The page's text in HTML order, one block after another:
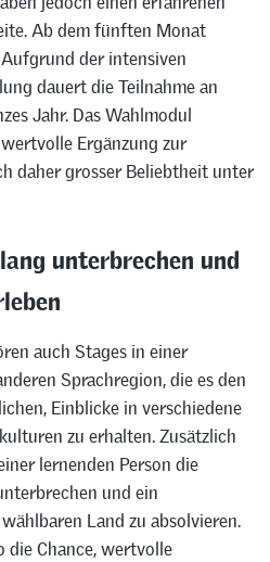
Ab dem fünften Monat
der intensiven
dauert die Teilnahme an
Jahr. Das Wahlmodul
Ergänzung zur
daher grosser Beliebtheit unter
unterbrechen und
auch Stages in einer
Sprachregion, die es den
Einblicke in verschiedene
zu erhalten. Zusätzlich
lernenden Person die
und ein
Land zu absolvieren.
die Chance, wertvolle